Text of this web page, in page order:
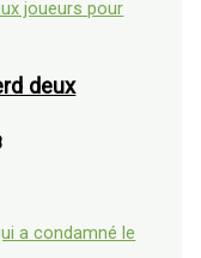
deux